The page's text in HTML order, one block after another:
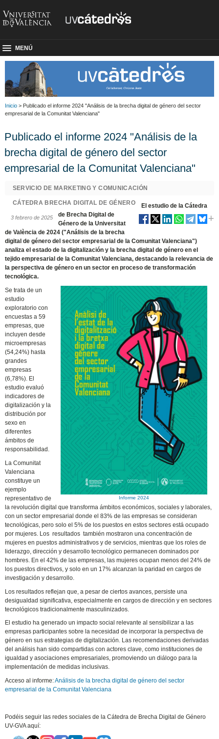
MENÚ
Inicio > Publicado el informe 2024 "Análisis de la brecha digital de género del sector
empresarial de la Comunitat Valenciana"
Publicado el informe 2024 "Análisis de la
brecha digital de género del sector
empresarial de la Comunitat Valenciana"
SERVICIO DE MARKETING Y COMUNICACIÓN
CÁTEDRA BRECHA DIGITAL DE GÉNERO
3 febrero de 2025
El estudio de la Cátedra
de Brecha Digital de
Género de la Universitat
de València de 2024 ("Análisis de la brecha
digital de género del sector empresarial de la Comunitat Valenciana")
analiza el estado de la digitalización y la brecha digital de género en el
tejido empresarial de la Comunitat Valenciana, destacando la relevancia de
la perspectiva de género en un sector en proceso de transformación
tecnológica.
Informe 2024
Se trata de un
estudio
exploratorio con
encuestas a 59
empresas, que
incluyen desde
microempresas
(54,24%) hasta
grandes
empresas
(6,78%). El
estudio evaluó
indicadores de
digitalización y la
distribución por
sexo en
diferentes
ámbitos de
responsabilidad.
La Comunitat
Valenciana
constituye un
ejemplo
representativo de
la revolución digital que transforma ámbitos económicos, sociales y laborales,
con un sector empresarial donde el 83% de las empresas se consideran
tecnológicas, pero solo el 5% de los puestos en estos sectores está ocupado
por mujeres. Los resultados también mostraron una concentración de
mujeres en puestos administrativos y de servicios, mientras que los roles de
liderazgo, dirección y desarrollo tecnológico permanecen dominados por
hombres. En el 42% de las empresas, las mujeres ocupan menos del 24% de
los puestos directivos, y solo en un 17% alcanzan la paridad en cargos de
investigación y desarrollo.
Los resultados reflejan que, a pesar de ciertos avances, persiste una
desigualdad significativa, especialmente en cargos de dirección y en sectores
tecnológicos tradicionalmente masculinizados.
El estudio ha generado un impacto social relevante al sensibilizar a las
empresas participantes sobre la necesidad de incorporar la perspectiva de
género en sus estrategias de digitalización. Las recomendaciones derivadas
del análisis han sido compartidas con actores clave, como instituciones de
igualdad y asociaciones empresariales, promoviendo un diálogo para la
implementación de medidas inclusivas.
Acceso al informe:Análisis de la brecha digital de género del sector
empresarial de la Comunitat Valenciana
Podéis seguir las redes sociales de la Cátedra de Brecha Digital de Género
UV-GVA aquí: